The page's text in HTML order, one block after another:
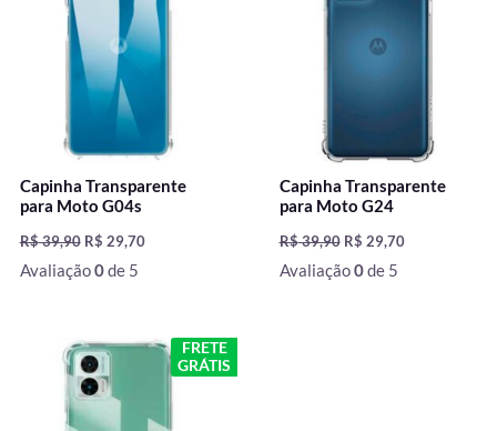
Capinha Transparente
para Moto G04s
R$39,90
R$ 39,90.
R$ 29,70
R$ 29,70.
Avaliação0de 5
Capinha Transparente
para Moto G24
R$39,90 R$ 29,70
R$ 29,70.
Avaliação0de 5
FRETE
GRÁTIS
O
preço
original
era:
R$ 39,90.
O
preço
R$ 29,70.